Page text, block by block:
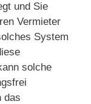
und Sie
Vermieter
System
solche
das